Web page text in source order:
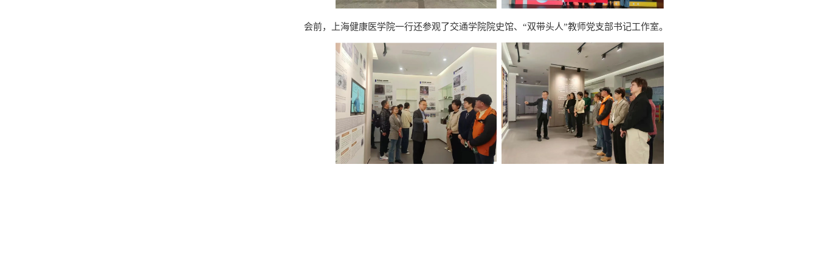
会前，上海健康医学院一行还参观了交通学院院史馆、“双带头人”教师党支部书记工作室。